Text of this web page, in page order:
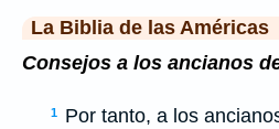
La Biblia de las Américas
Consejos a los ancianos
1
Por tanto, a los